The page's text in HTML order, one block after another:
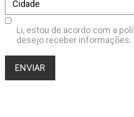
Li, estou de acordo com a
desejo receber informações.